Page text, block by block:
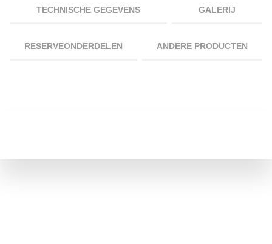
TECHNISCHE GEGEVENS GALERIJ
RESERVEONDERDELEN ANDERE PRODUCTEN